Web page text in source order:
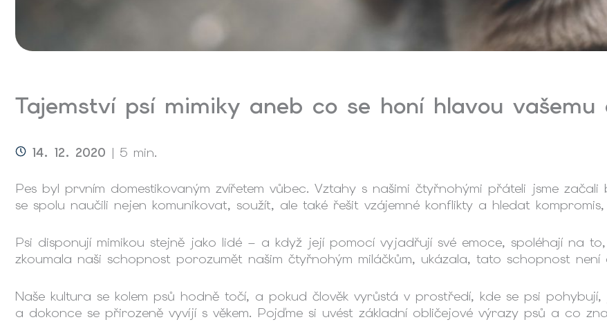
Tajemství psí mimiky aneb co se honí hlavou vašemu
14. 12. 2020 | 5 min.
Pes byl prvním domestikovaným zvířetem vůbec. Vztahy s našimi čtyřnohými přáteli jsme
se spolu naučili nejen komunikovat, soužít, ale také řešit vzájemné konflikty a hledat
Psi disponují mimikou stejně jako lidé – a když její pomocí vyjadřují své emoce, spoléhají na
zkoumala naši schopnost porozumět našim čtyřnohým miláčkům, ukázala, tato schopnost
Naše kultura se kolem psů hodně točí, a pokud člověk vyrůstá v prostředí, kde se psi
a dokonce se přirozeně vyvíjí s věkem. Pojďme si uvést základní obličejové výrazy psů a co